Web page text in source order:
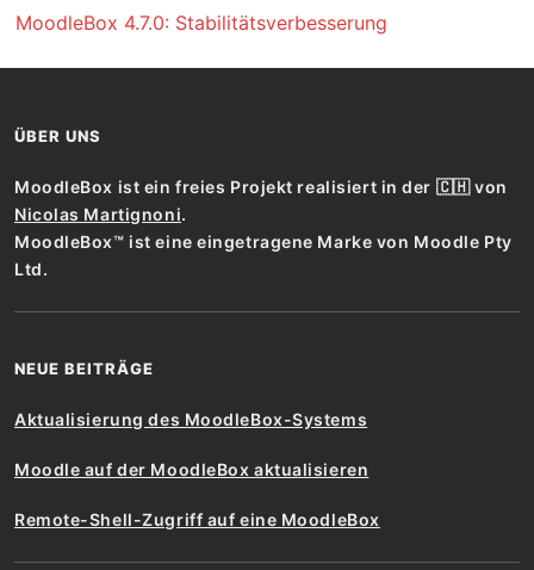
MoodleBox 4.7.0: Stabilitätsverbesserung
ÜBER UNS
MoodleBox ist ein freies Projekt realisiert in der 🇨🇭 von
Nicolas Martignoni.
MoodleBox™ ist eine eingetragene Marke von Moodle Pty
Ltd.
NEUE BEITRÄGE
Aktualisierung des MoodleBox-Systems
Moodle auf der MoodleBox aktualisieren
Remote-Shell-Zugriff auf eine MoodleBox